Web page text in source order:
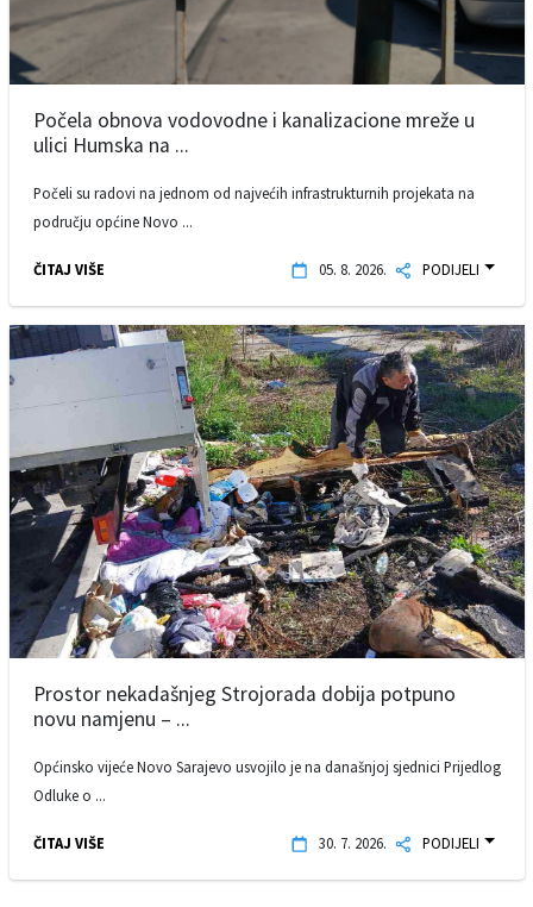
Počela obnova vodovodne i kanalizacione mreže u
ulici Humska na ...
Počeli su radovi na jednom od najvećih infrastrukturnih projekata na
području općine Novo ...
ČITAJ VIŠE 05. 8. 2026. PODIJELI
Prostor nekadašnjeg Strojorada dobija potpuno
novu namjenu – ...
Općinsko vijeće Novo Sarajevo usvojilo je na današnjoj sjednici Prijedlog
Odluke o ...
ČITAJ VIŠE 30. 7. 2026. PODIJELI